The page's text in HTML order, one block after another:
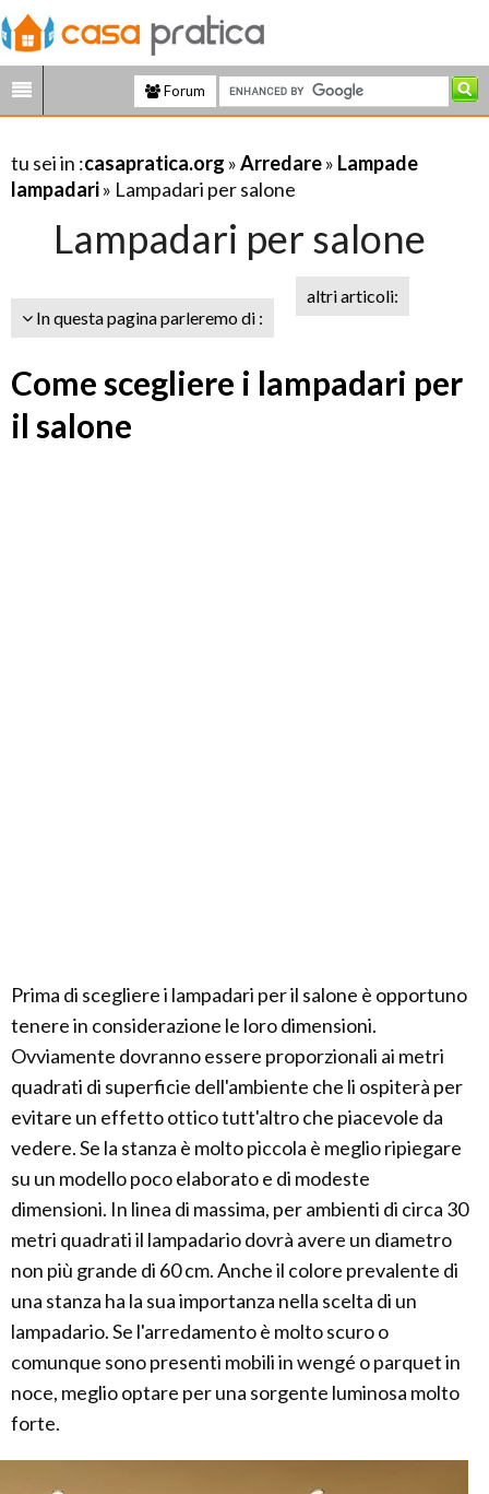
Forum
tu sei in :casapratica.org »Arredare» Lampade
lampadari» Lampadari per salone
Lampadari per salone
In questa pagina parleremo di :
altri articoli:
Come scegliere i lampadari per
il salone
Prima di scegliere i lampadari per il salone è opportuno
tenere in considerazione le loro dimensioni.
Ovviamente dovranno essere proporzionali ai metri
quadrati di superficie dell'ambiente che li ospiterà per
evitare un effetto ottico tutt'altro che piacevole da
vedere. Se la stanza è molto piccola è meglio ripiegare
su un modello poco elaborato e di modeste
dimensioni. In linea di massima, per ambienti di circa 30
metri quadrati il lampadario dovrà avere un diametro
non più grande di 60 cm. Anche il colore prevalente di
una stanza ha la sua importanza nella scelta di un
lampadario. Se l'arredamento è molto scuro o
comunque sono presenti mobili in wengé o parquet in
noce, meglio optare per una sorgente luminosa molto
forte.